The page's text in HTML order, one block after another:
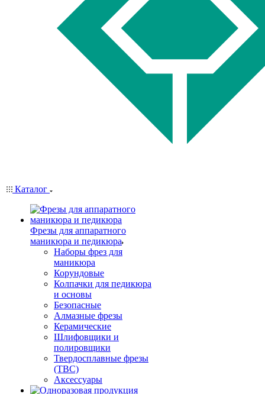
Каталог
Фрезы для аппаратного
маникюра и педикюра
Наборы фрез для
маникюра
Корундовые
Колпачки для педикюра
и основы
Безопасные
Алмазные фрезы
Керамические
Шлифовщики и
полировщики
Твердосплавные фрезы
(ТВС)
Аксессуары